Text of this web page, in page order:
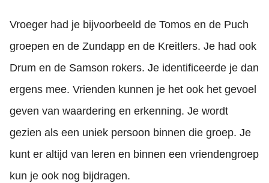
Vroeger had je bijvoorbeeld de Tomos en de Puch
groepen en de Zundapp en de Kreitlers. Je had ook
Drum en de Samson rokers. Je identificeerde je dan
ergens mee. Vrienden kunnen je het ook het gevoel
geven van waardering en erkenning. Je wordt
gezien als een uniek persoon binnen die groep. Je
kunt er altijd van leren en binnen een vriendengroep
kun je ook nog bijdragen.